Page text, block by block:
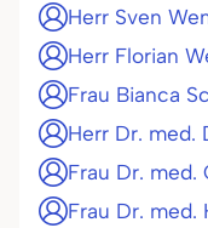
Herr Sven
Herr Florian
Frau Bianca
Herr Dr. med.
Frau Dr. med.
Frau Dr. med.